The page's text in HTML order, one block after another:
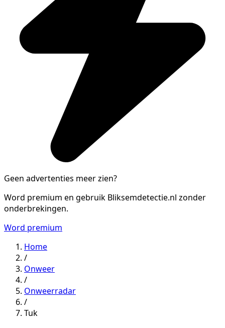
Geen advertenties meer zien?
Word premium en gebruik Bliksemdetectie.nl zonder
onderbrekingen.
Word premium
Home
/
Onweer
/
Onweerradar
/
Tuk